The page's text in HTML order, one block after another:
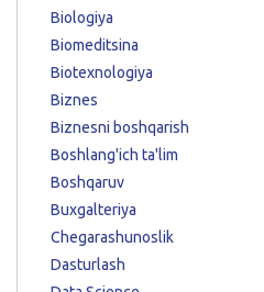
Biologiya
Biomeditsina
Biotexnologiya
Biznes
Biznesni boshqarish
Boshlang'ich ta'lim
Boshqaruv
Buxgalteriya
Chegarashunoslik
Dasturlash